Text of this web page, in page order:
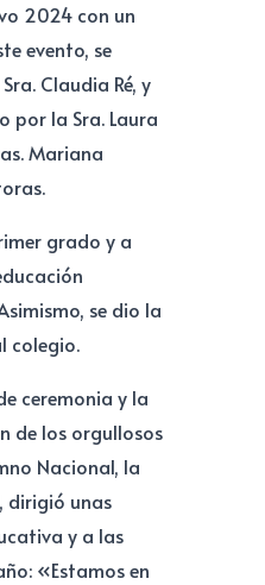
2024 con un
evento, se
Claudia Ré, y
por la Sra. Laura
Mariana
grado y a
se dio la
colegio.
ceremonia y la
de los orgullosos
Nacional, la
dirigió unas
y a las
«Estamos en